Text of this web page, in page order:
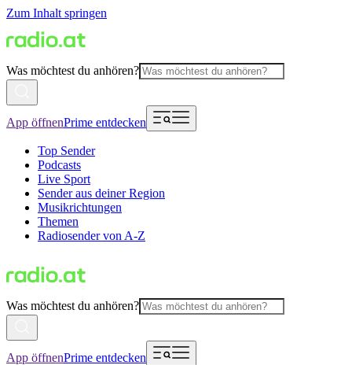
Zum Inhalt springen
Was möchtest du anhören?
App öffnenPrime entdecken
Top Sender
Podcasts
Live Sport
Sender aus deiner Region
Musikrichtungen
Themen
Radiosender von A-Z
Was möchtest du anhören?
App öffnenPrime entdecken